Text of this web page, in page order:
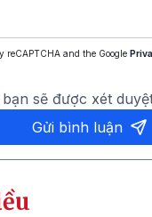
reCAPTCHA and the Google
sẽ được xét
Gửi bình luận